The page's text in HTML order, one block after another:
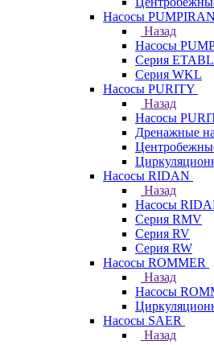
Насосы PUMPIRAN
Назад
Насосы
Серия
Серия WKL
Насосы PURITY
Назад
Насосы
Дренажные
Насосы RIDAN
Назад
Насосы
Серия RMV
Серия RV
Серия RW
Насосы ROMMER
Назад
Насосы
Насосы SAER
Назад